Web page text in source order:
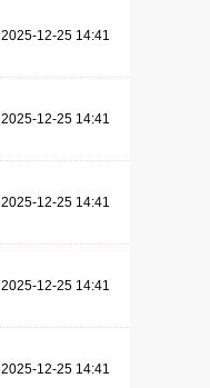
2025-12-25 14:41
2025-12-25 14:41
2025-12-25 14:41
2025-12-25 14:41
2025-12-25 14:41